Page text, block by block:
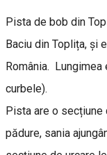
Pista de bob din
Baciu din Toplița, și
România.
curbele).
Pista are o secțiune
pădure, sania